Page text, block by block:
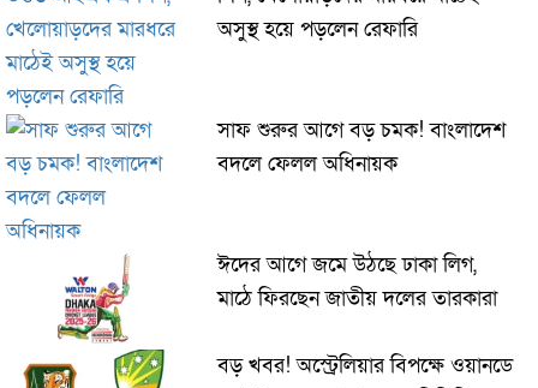
অসুস্থ হয়ে পড়লেন রেফারি
সাফ শুরুর আগে বড় চমক! বাংলাদেশ
বদলে ফেলল অধিনায়ক
ঈদের আগে জমে উঠছে ঢাকা লিগ,
মাঠে ফিরছেন জাতীয় দলের তারকারা
বড় খবর! অস্ট্রেলিয়ার বিপক্ষে ওয়ানডে